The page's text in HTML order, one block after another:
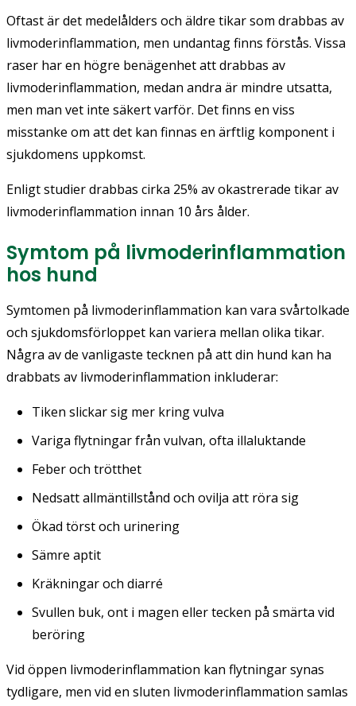
Oftast är det medelålders och äldre tikar som drabbas av
livmoderinflammation, men undantag finns förstås. Vissa
raser har en högre benägenhet att drabbas av
livmoderinflammation, medan andra är mindre utsatta,
men man vet inte säkert varför. Det finns en viss
misstanke om att det kan finnas en ärftlig komponent i
sjukdomens uppkomst.
Enligt studier drabbas cirka 25% av okastrerade tikar av
livmoderinflammation innan 10 års ålder.
Symtom på livmoderinflammation
hos hund
Symtomen på livmoderinflammation kan vara svårtolkade
och sjukdomsförloppet kan variera mellan olika tikar.
Några av de vanligaste tecknen på att din hund kan ha
drabbats av livmoderinflammation inkluderar:
Tiken slickar sig mer kring vulva
Variga flytningar från vulvan, ofta illaluktande
Feber och trötthet
Nedsatt allmäntillstånd och ovilja att röra sig
Ökad törst och urinering
Sämre aptit
Kräkningar och diarré
Svullen buk, ont i magen eller tecken på smärta vid
beröring
Vid öppen livmoderinflammation kan flytningar synas
tydligare, men vid en sluten livmoderinflammation samlas